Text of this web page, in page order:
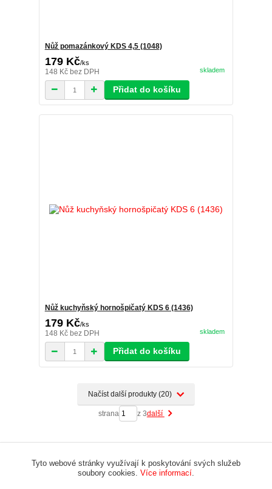
Nůž pomazánkový KDS 4,5 (1048)
179 Kč/ks
148 Kč bez DPH skladem
Přidat do košíku
Nůž kuchyňský hornošpičatý KDS 6 (1436)
179 Kč/ks
148 Kč bez DPH skladem
Přidat do košíku
Načíst další produkty (20)
strana z 3další
Tyto webové stránky využívají k poskytování svých služeb
soubory cookies. Více informací.